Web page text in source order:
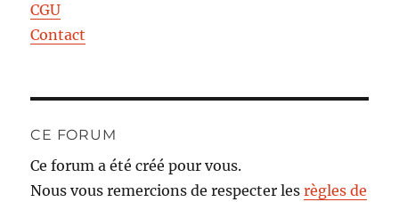
CGU
Contact
CE FORUM
Ce forum a été créé pour vous.
Nous vous remercions de respecter lesrègles de